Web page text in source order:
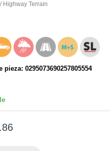
/ Highway Terrain
pieza: 0295073690257805554